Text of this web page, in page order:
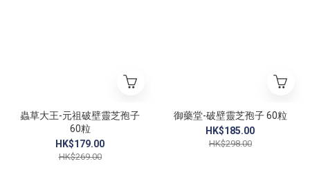
蟲草大王-元祖破壁靈芝孢子
60粒
HK$179.00
HK$269.00
御藥堂-破壁靈芝孢子 60粒
HK$185.00
HK$298.00